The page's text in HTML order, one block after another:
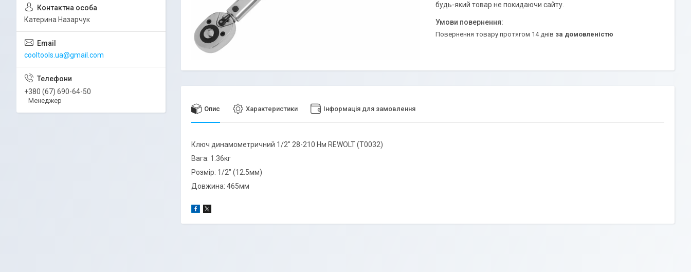
будь-який товар не покидаючи сайту.
повернення товару протягом 14 днів за домовленістю
Опис Характеристики Інформація для замовлення
Ключ динамометричний 1/2" 28-210 Нм REWOLT (T0032)
Вага: 1.36кг
Розмір: 1/2" (12.5мм)
Довжина: 465мм
Катерина Назарчук
cooltools.ua@gmail.com
+380 (67) 690-64-50
Менеджер